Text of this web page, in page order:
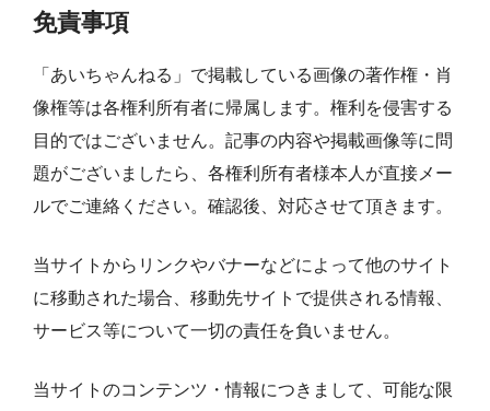
免責事項
「あいちゃんねる」で掲載している画像の著作権・肖
像権等は各権利所有者に帰属します。権利を侵害する
目的ではございません。記事の内容や掲載画像等に問
題がございましたら、各権利所有者様本人が直接メー
ルでご連絡ください。確認後、対応させて頂きます。
当サイトからリンクやバナーなどによって他のサイト
に移動された場合、移動先サイトで提供される情報、
サービス等について一切の責任を負いません。
当サイトのコンテンツ・情報につきまして、可能な限